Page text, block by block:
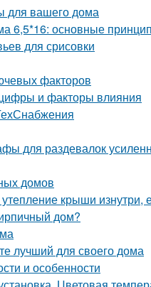
для вашего дома
6,5*16: основные
для срисовки
факторов
цифры и факторы влияния
для раздевалок
домов
крыши изнутри,
дом?
лучший для своего дома
и особенности